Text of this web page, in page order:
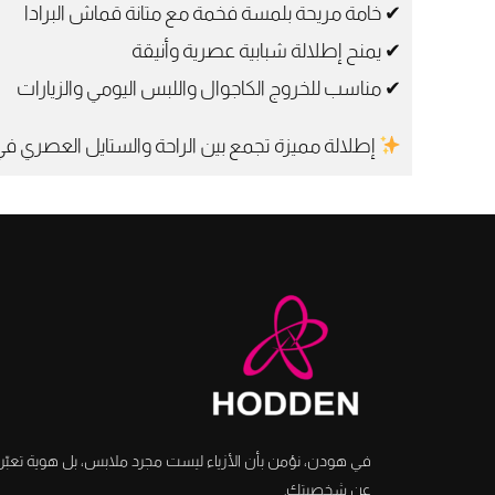
✔ خامة مريحة بلمسة فخمة مع متانة قماش البرادا
✔ يمنح إطلالة شبابية عصرية وأنيقة
✔ مناسب للخروج الكاجوال واللبس اليومي والزيارات
إطلالة مميزة تجمع بين الراحة والستايل
عن شخصيتك.